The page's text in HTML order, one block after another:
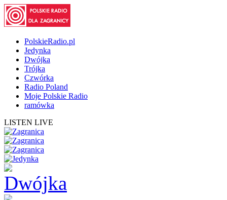
PolskieRadio.pl
Jedynka
Dwójka
Trójka
Czwórka
Radio Poland
Moje Polskie Radio
ramówka
LISTEN LIVE